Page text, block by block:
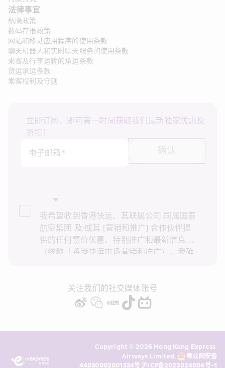
法律事宜
私隐政策
数码存根政策
网站和移动应用程序的使用条款
聊天机器人和实时聊天服务的使用条款
乘客及行李运输的承运条款
货运承运条款
乘客权利及守则
立即订阅，即可第一时间获取我们最新独家优惠及
折扣！
电子邮箱*
确认
我希望收到香港快运、其联属公司 同属国泰
航空集团 及/或其 [营销和推广] 合作伙伴提
供的任何票价优惠、特别推广和最新信息
（统称「香港快运市场营销和推广）。我确
务历史记录进行直接市场营销和推广。我知
悉在未经我的同意下，香港快运不会使用我
的个人资料作直接营销和推广用途。详情请
关注我们的社交媒体账号
Copyright © 2026 Hong Kong Express
Airways Limited.
粤公网安备
44030002001534号 沪ICP备2023024004号-1